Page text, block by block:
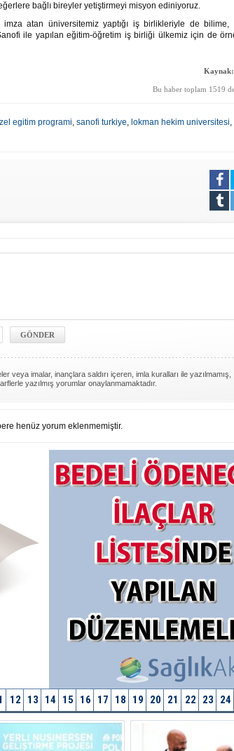
bağlı bireyler yetiştirmeyi misyon ediniyoruz.
atan üniversitemiz yaptığı iş birlikleriyle de bilime,
ile yapılan eğitim-öğretim iş birliği ülkemiz için de
Kaynak:
Bu haber toplam 1519
egitim programi, sanofi turkiye, lokman hekim universitesi,
veya imalar, inançlara saldırı içeren, imla kuralları ile yazılmamış,
yazılmış yorumlar onaylanmamaktadır.
henüz yorum eklenmemiştir.
12 13 14 15 16 17 18 19 20 21 22 23 24